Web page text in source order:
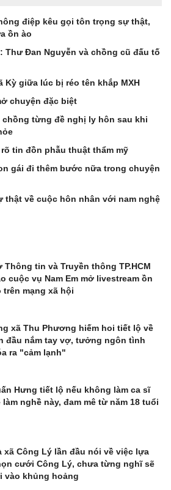
điệp kêu gọi tôn trọng sự thật,
ồn ào
Thư Đan Nguyễn và chồng cũ đấu tố
Kỳ giữa lúc bị réo tên khắp MXH
chuyện đặc biệt
chồng từng đề nghị ly hôn sau khi
tin đồn phẫu thuật thẩm mỹ
gái đi thêm bước nữa trong chuyện
thật về cuộc hôn nhân với nam nghệ
Thông tin và Truyền thông TP.HCM
cuộc vụ Nam Em mở livestream ồn
trên mạng xã hội
xã Thu Phương hiếm hoi tiết lộ về
đầu nắm tay vợ, tưởng ngôn tình
ra "cảm lạnh"
Hưng tiết lộ nếu không làm ca sĩ
làm nghề này, đam mê từ năm 18 tuổi
xã Công Lý lần đầu nói về việc lựa
cưới Công Lý, chưa từng nghĩ sẽ
vào khủng hoảng